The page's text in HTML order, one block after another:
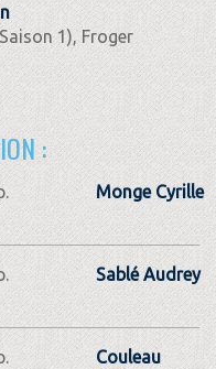
1), Froger
:
Monge Cyrille
Sablé Audrey
Couleau